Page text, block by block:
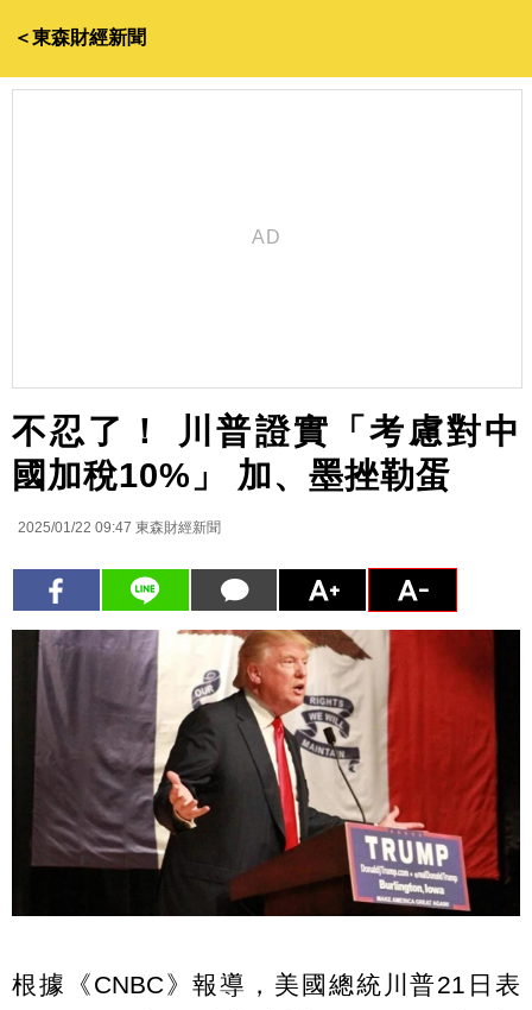
＜東森財經新聞
不忍了！ 川普證實「考慮對中
國加稅10%」 加、墨挫勒蛋
2025/01/22 09:47 東森財經新聞
根據《CNBC》報導，美國總統川普21日表